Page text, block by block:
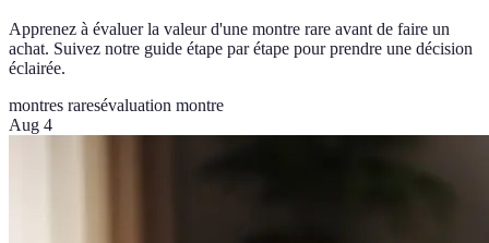
Apprenez à évaluer la valeur d'une montre rare avant de faire un
achat. Suivez notre guide étape par étape pour prendre une décision
éclairée.
montres raresévaluation montre
Aug 4